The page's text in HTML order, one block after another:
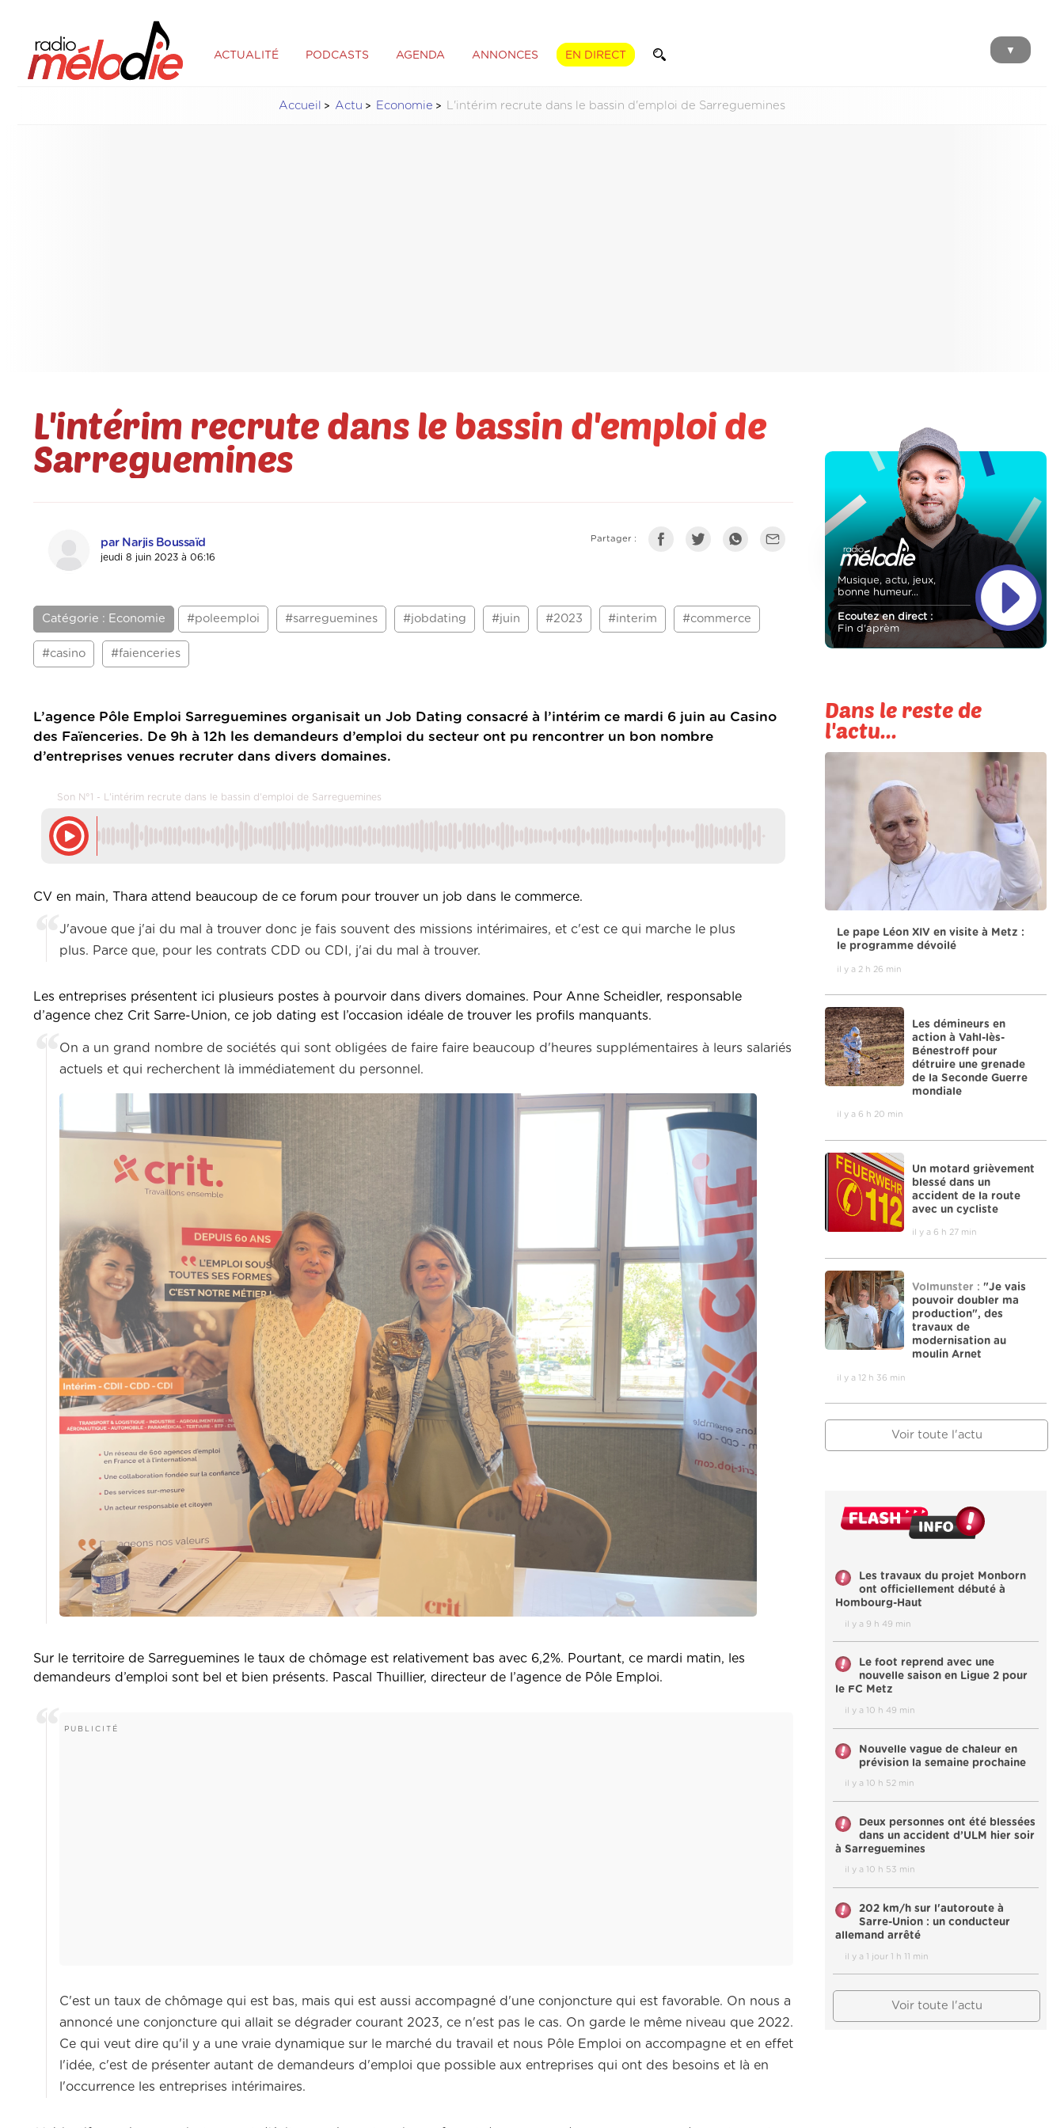
ACTUALITÉ PODCASTS AGENDA ANNONCES EN DIRECT ▼
Accueil Actu Economie L'intérim recrute dans le bassin d'emploi de Sarreguemines
L'intérim recrute dans le bassin d'emploi de
Sarreguemines
par Narjis Boussaïd
jeudi 8 juin 2023 à 06:16
Partager :
Catégorie : Economie #poleemploi #sarreguemines #jobdating #juin #2023 #interim #commerce
#casino #faienceries
L’agence Pôle Emploi Sarreguemines organisait un Job Dating consacré à l’intérim ce mardi 6 juin au Casino
des Faïenceries. De 9h à 12h les demandeurs d’emploi du secteur ont pu rencontrer un bon nombre
d’entreprises venues recruter dans divers domaines.
Son N°1 - L'intérim recrute dans le bassin d'emploi de Sarreguemines
CV en main, Thara attend beaucoup de ce forum pour trouver un job dans le commerce.
J'avoue que j'ai du mal à trouver donc je fais souvent des missions intérimaires, et c'est ce qui marche le plus
plus. Parce que, pour les contrats CDD ou CDI, j'ai du mal à trouver.
Les entreprises présentent ici plusieurs postes à pourvoir dans divers domaines. Pour Anne Scheidler, responsable
d’agence chez Crit Sarre-Union, ce job dating est l’occasion idéale de trouver les profils manquants.
On a un grand nombre de sociétés qui sont obligées de faire faire beaucoup d'heures supplémentaires à leurs salariés
actuels et qui recherchent là immédiatement du personnel.
Sur le territoire de Sarreguemines le taux de chômage est relativement bas avec 6,2%. Pourtant, ce mardi matin, les
demandeurs d’emploi sont bel et bien présents. Pascal Thuillier, directeur de l’agence de Pôle Emploi.
C'est un taux de chômage qui est bas, mais qui est aussi accompagné d'une conjoncture qui est favorable. On nous a
annoncé une conjoncture qui allait se dégrader courant 2023, ce n'est pas le cas. On garde le même niveau que 2022.
Ce qui veut dire qu'il y a une vraie dynamique sur le marché du travail et nous Pôle Emploi on accompagne et en effet
l'idée, c'est de présenter autant de demandeurs d'emploi que possible aux entreprises qui ont des besoins et là en
l'occurrence les entreprises intérimaires.
Musique, actu, jeux,
bonne humeur...
Ecoutez en direct :
Fin d'aprèm
Dans le reste de
l'actu...
Le pape Léon XIV en visite à Metz :
le programme dévoilé
il y a 2 h 26 min
Les démineurs en
action à Vahl-lès-
Bénestroff pour
détruire une grenade
de la Seconde Guerre
mondiale
il y a 6 h 20 min
Un motard grièvement
blessé dans un
accident de la route
avec un cycliste
il y a 6 h 27 min
Volmunster : "Je vais
pouvoir doubler ma
production", des
travaux de
modernisation au
moulin Arnet
il y a 12 h 36 min
Voir toute l'actu
Les travaux du projet Monborn
ont officiellement débuté à
Hombourg-Haut
il y a 9 h 49 min
Le foot reprend avec une
nouvelle saison en Ligue 2 pour
le FC Metz
il y a 10 h 49 min
Nouvelle vague de chaleur en
prévision la semaine prochaine
il y a 10 h 52 min
Deux personnes ont été blessées
dans un accident d’ULM hier soir
à Sarreguemines
il y a 10 h 53 min
202 km/h sur l'autoroute à
Sarre-Union : un conducteur
allemand arrêté
il y a 1 jour 1 h 11 min
Voir toute l'actu